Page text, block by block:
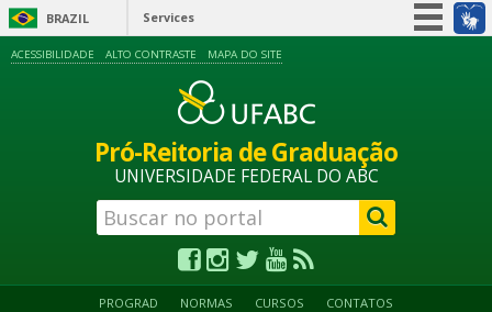
BRAZIL Services
Information access
Legislation
ACESSIBILIDADE ALTO CONTRASTE MAPA DO SITE
Pró-Reitoria de Graduação
UNIVERSIDADE FEDERAL DO ABC
PROGRAD NORMAS CURSOS CONTATOS